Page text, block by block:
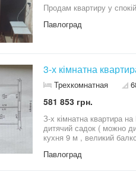
Продам квартиру у
Павлоград
3-х кімнатна
Трехкомнатная
581 853 грн.
З-х кімнатна квартира
дитячий садок ( можно
кухня 9 м , великий балкон , вікна
Павлоград